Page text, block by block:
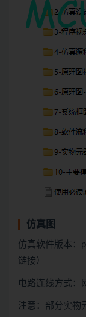
仿真图
仿真软件版本
链接）
电路连线方式：
注意：部分实物